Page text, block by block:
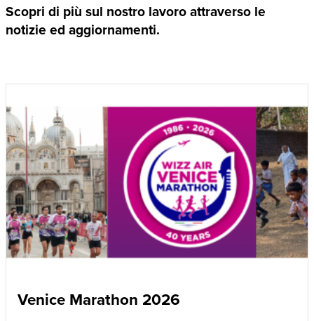
Scopri di più sul nostro lavoro attraverso le
notizie ed aggiornamenti.
Venice Marathon 2026